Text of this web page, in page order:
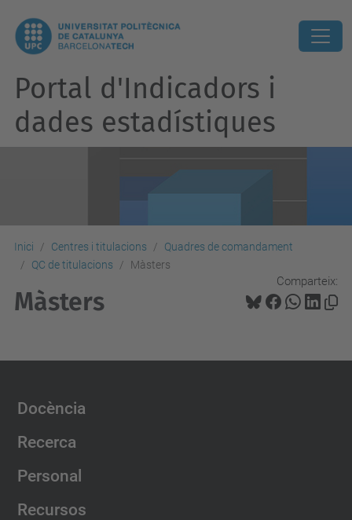
Portal d'Indicadors i
dades estadístiques
Inici Centres i titulacions
Quadres de comandament
QC de titulacions
Màsters
Comparteix:
Màsters
Docència
Recerca
Personal
Recursos